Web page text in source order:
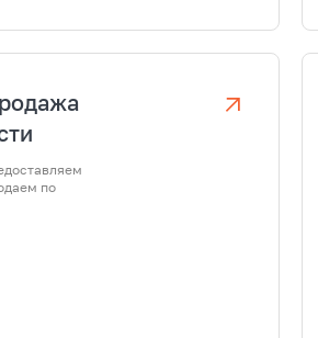
по